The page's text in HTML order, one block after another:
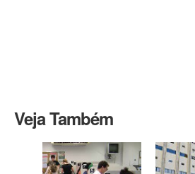
Veja Também